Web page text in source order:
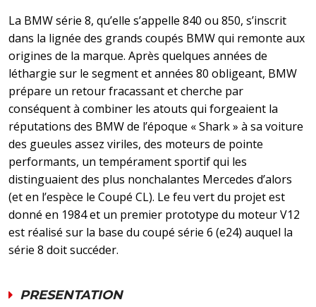
La BMW série 8, qu’elle s’appelle 840 ou 850, s’inscrit
dans la lignée des grands coupés BMW qui remonte aux
origines de la marque. Après quelques années de
léthargie sur le segment et années 80 obligeant, BMW
prépare un retour fracassant et cherche par
conséquent à combiner les atouts qui forgeaient la
réputations des BMW de l’époque « Shark » à sa voiture
des gueules assez viriles, des moteurs de pointe
performants, un tempérament sportif qui les
distinguaient des plus nonchalantes Mercedes d’alors
(et en l’espèce le Coupé CL). Le feu vert du projet est
donné en 1984 et un premier prototype du moteur V12
est réalisé sur la base du coupé série 6 (e24) auquel la
série 8 doit succéder.
PRESENTATION